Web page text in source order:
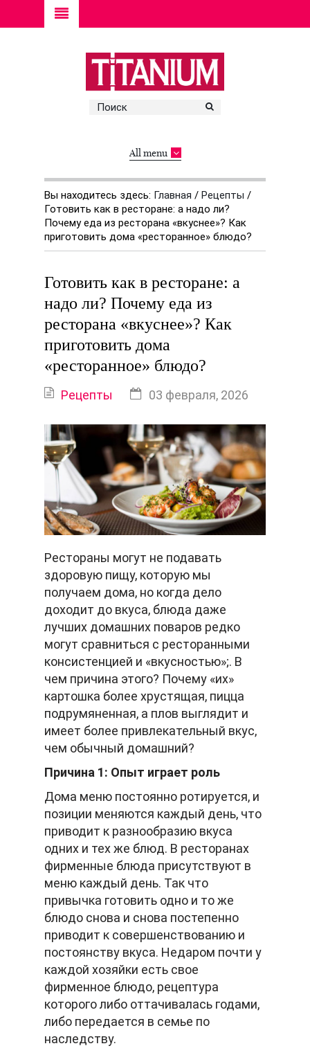
All menu
Вы находитесь здесь: Главная / Рецепты /
Готовить как в ресторане: а надо ли?
Почему еда из ресторана «вкуснее»? Как
приготовить дома «ресторанное» блюдо?
Готовить как в ресторане: а
надо ли? Почему еда из
ресторана «вкуснее»? Как
приготовить дома
«ресторанное» блюдо?
Рецепты 03 февраля, 2026
Рестораны могут не подавать
здоровую пищу, которую мы
получаем дома, но когда дело
доходит до вкуса, блюда даже
лучших домашних поваров редко
могут сравниться с ресторанными
консистенцией и «вкусностью»;. В
чем причина этого? Почему «их»
картошка более хрустящая, пицца
подрумяненная, а плов выглядит и
имеет более привлекательный вкус,
чем обычный домашний?
Причина 1: Опыт играет роль
Дома меню постоянно ротируется, и
позиции меняются каждый день, что
приводит к разнообразию вкуса
одних и тех же блюд. В ресторанах
фирменные блюда присутствуют в
меню каждый день. Так что
привычка готовить одно и то же
блюдо снова и снова постепенно
приводит к совершенствованию и
постоянству вкуса. Недаром почти у
каждой хозяйки есть свое
фирменное блюдо, рецептура
которого либо оттачивалась годами,
либо передается в семье по
наследству.